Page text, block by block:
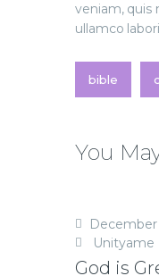
veniam, quis
ullamco
bible
You
December
Unityame
God is